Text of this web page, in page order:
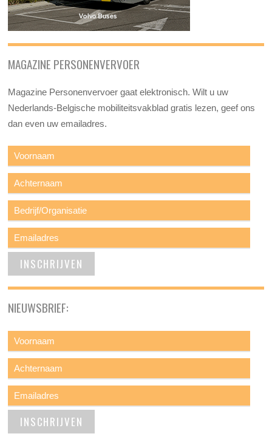
MAGAZINE PERSONENVERVOER
Magazine Personenvervoer gaat elektronisch. Wilt u uw
Nederlands-Belgische mobiliteitsvakblad gratis lezen, geef ons
dan even uw emailadres.
NIEUWSBRIEF: